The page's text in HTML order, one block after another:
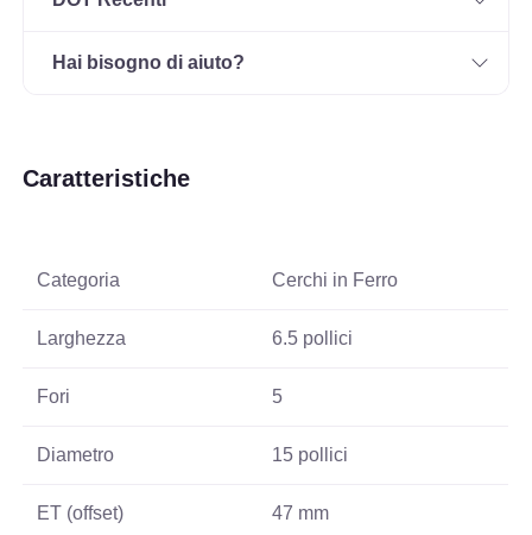
Hai bisogno di aiuto?
Caratteristiche
Categoria Cerchi in Ferro
Larghezza 6.5 pollici
Fori 5
Diametro 15 pollici
ET (offset) 47 mm